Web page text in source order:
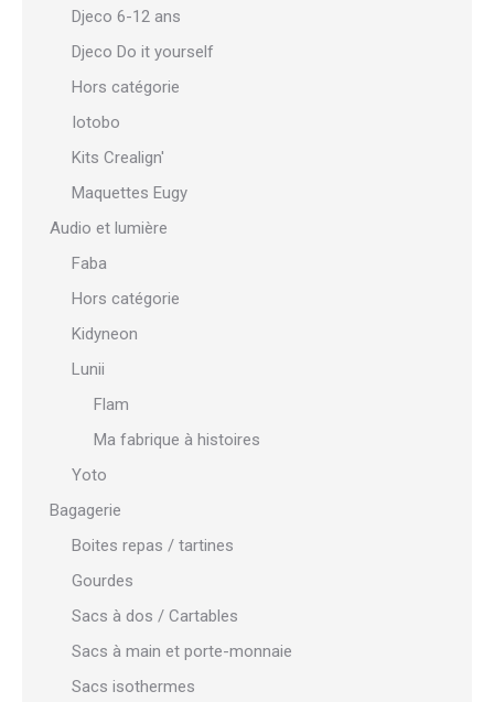
Djeco 6-12 ans
Djeco Do it yourself
Hors catégorie
Iotobo
Kits Crealign'
Maquettes Eugy
Audio et lumière
Faba
Hors catégorie
Kidyneon
Lunii
Flam
Ma fabrique à histoires
Yoto
Bagagerie
Boites repas / tartines
Gourdes
Sacs à dos / Cartables
Sacs à main et porte-monnaie
Sacs isothermes